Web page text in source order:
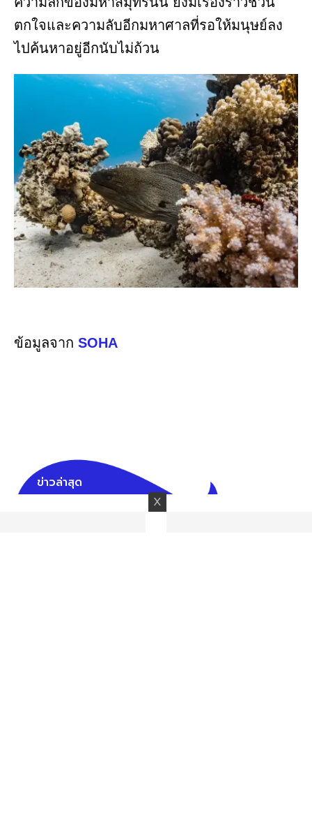
ตกใจและความลับอีกมหาศาลที่รอให้มนุษย์ลง
ไปค้นหาอยู่อีกนับไม่ถ้วน
ข้อมูลจาก SOHA
ข่าวล่าสุด